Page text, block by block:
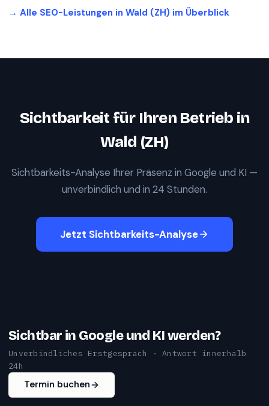
→ Alle SEO-Leistungen in Wald (ZH) im Überblick
Sichtbarkeit für Ihren Betrieb in
Wald (ZH)
Sichtbarkeits-Analyse Ihrer Präsenz in Google und KI —
unverbindlich und in 24 Stunden.
Jetzt Sichtbarkeits-Analyse
Sichtbar in Google und KI werden?
Unverbindliches Erstgespräch · Antwort innerhalb
24h
Termin buchen